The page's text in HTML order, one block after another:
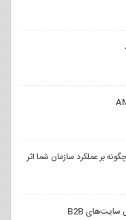
بر عملکرد سازمان شما اثر